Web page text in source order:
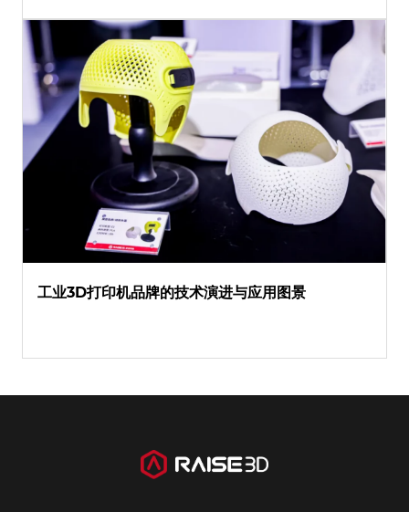
工业3D打印机品牌的技术演进与应用图景